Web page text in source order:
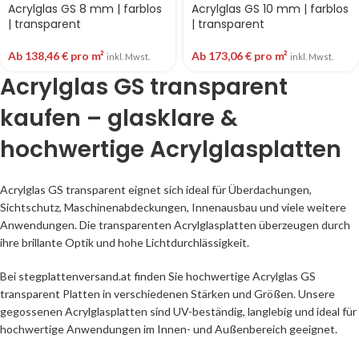
Acrylglas GS 8 mm | farblos
| transparent
Ab 138,46€ pro m² inkl. Mwst.
Acrylglas GS 10 mm | farblos
| transparent
Ab 173,06€ pro m² inkl. Mwst.
Acrylglas GS transparent
kaufen – glasklare &
hochwertige Acrylglasplatten
Acrylglas GS transparent eignet sich ideal für Überdachungen,
Sichtschutz, Maschinenabdeckungen, Innenausbau und viele weitere
Anwendungen. Die transparenten Acrylglasplatten überzeugen durch
ihre brillante Optik und hohe Lichtdurchlässigkeit.
Bei stegplattenversand.at finden Sie hochwertige Acrylglas GS
transparent Platten in verschiedenen Stärken und Größen. Unsere
gegossenen Acrylglasplatten sind UV-beständig, langlebig und ideal für
hochwertige Anwendungen im Innen- und Außenbereich geeignet.